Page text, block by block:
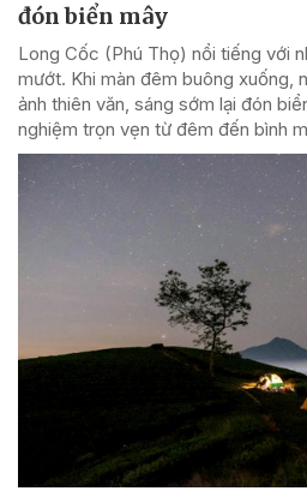
đón biển mây
Long Cốc (Phú Thọ) nổi tiếng với
mướt. Khi màn đêm buông xuống,
ảnh thiên văn, sáng sớm lại đón
nghiệm trọn vẹn từ đêm đến bình